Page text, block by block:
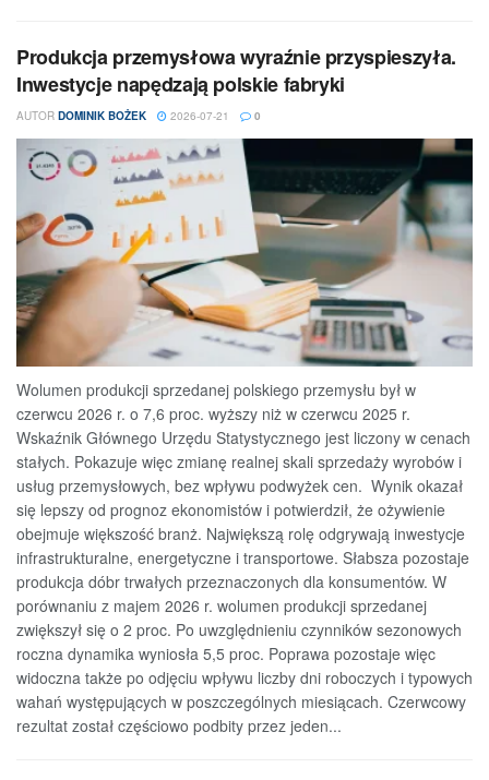
Produkcja przemysłowa wyraźnie przyspieszyła.
Inwestycje napędzają polskie fabryki
AUTOR DOMINIK BOŻEK 2026-07-21 0
Wolumen produkcji sprzedanej polskiego przemysłu był w
czerwcu 2026 r. o 7,6 proc. wyższy niż w czerwcu 2025 r.
Wskaźnik Głównego Urzędu Statystycznego jest liczony w cenach
stałych. Pokazuje więc zmianę realnej skali sprzedaży wyrobów i
usług przemysłowych, bez wpływu podwyżek cen. Wynik okazał
się lepszy od prognoz ekonomistów i potwierdził, że ożywienie
obejmuje większość branż. Największą rolę odgrywają inwestycje
infrastrukturalne, energetyczne i transportowe. Słabsza pozostaje
produkcja dóbr trwałych przeznaczonych dla konsumentów. W
porównaniu z majem 2026 r. wolumen produkcji sprzedanej
zwiększył się o 2 proc. Po uwzględnieniu czynników sezonowych
roczna dynamika wyniosła 5,5 proc. Poprawa pozostaje więc
widoczna także po odjęciu wpływu liczby dni roboczych i typowych
wahań występujących w poszczególnych miesiącach. Czerwcowy
rezultat został częściowo podbity przez jeden...